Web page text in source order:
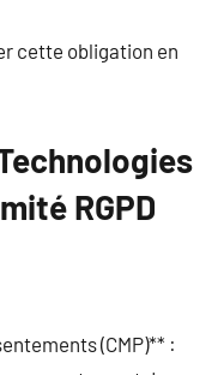
cette obligation en
RGPD
(CMP)** :